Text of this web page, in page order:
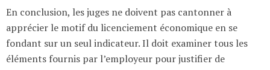
En conclusion, les juges ne doivent pas cantonner à
apprécier le motif du licenciement économique en se
fondant sur un seul indicateur. Il doit examiner tous les
éléments fournis par l’employeur pour justifier de